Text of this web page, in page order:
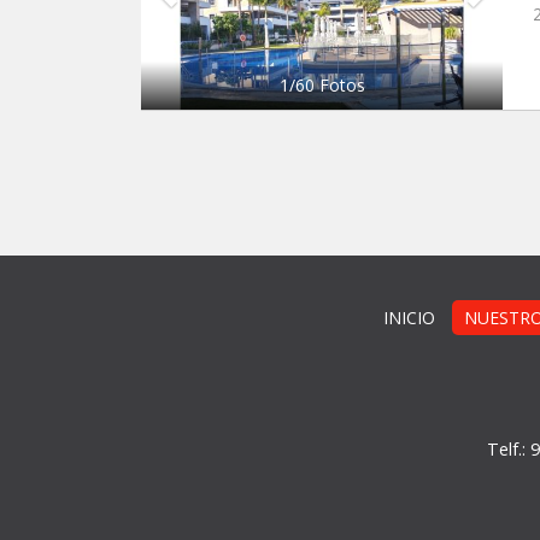
1/60Fotos
INICIO
Telf.: